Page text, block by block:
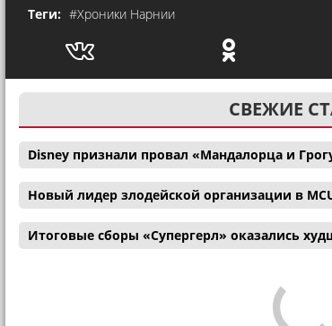
Теги: #Хроники Нарнии
СВЕЖИЕ
Disney признали провал «Мандалорца и
Новый лидер злодейской организации в
Итоговые сборы «Супергерл» оказались